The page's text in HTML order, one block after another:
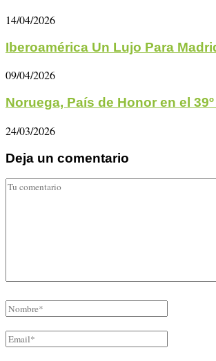
14/04/2026
Iberoamérica Un Lujo Para
09/04/2026
Noruega, País de Honor en el
24/03/2026
Deja un comentario